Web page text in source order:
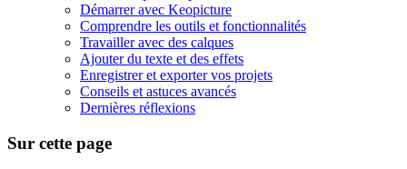
Démarrer avec Keopicture
Comprendre les outils et fonctionnalités
Travailler avec des calques
Ajouter du texte et des effets
Enregistrer et exporter vos projets
Conseils et astuces avancés
Dernières réflexions
Sur cette page